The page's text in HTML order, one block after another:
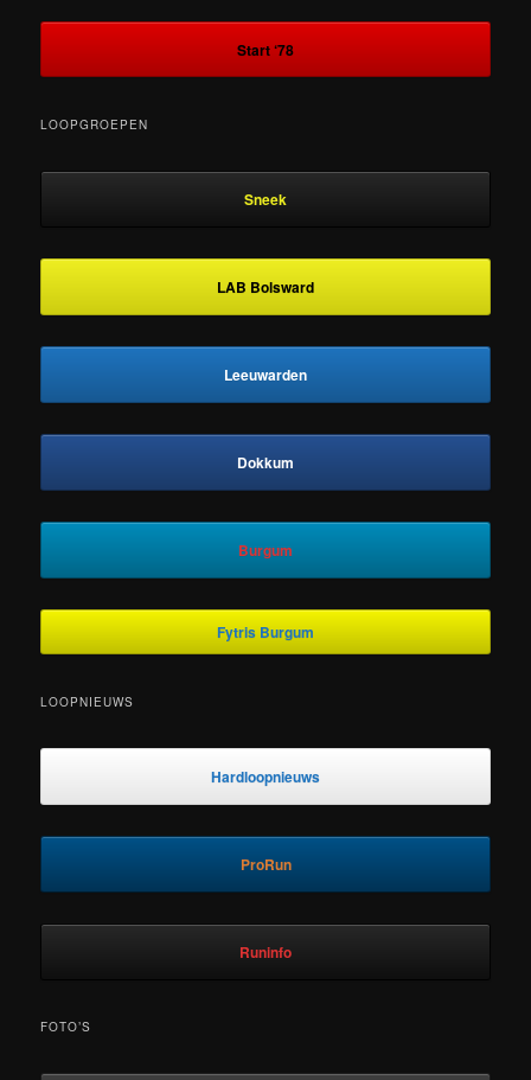
Start ‘78
LOOPGROEPEN
Sneek
LAB Bolsward
Leeuwarden
Dokkum
Burgum
Fytris Burgum
LOOPNIEUWS
Hardloopnieuws
ProRun
Runinfo
FOTO’S